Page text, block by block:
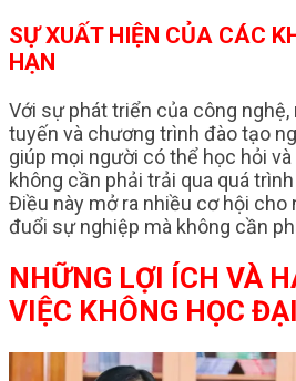
SỰ XUẤT HIỆN CỦA CÁC
HẠN
Với sự phát triển của công
tuyến và chương trình đào tạo
giúp mọi người có thể học hỏi
không cần phải trải qua quá
Điều này mở ra nhiều cơ hội cho
đuổi sự nghiệp mà không cần
NHỮNG LỢI ÍCH VÀ
VIỆC KHÔNG HỌC